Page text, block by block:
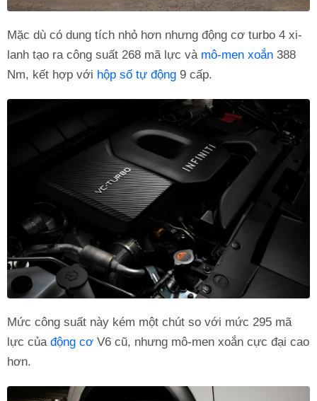
Mặc dù có dung tích nhỏ hơn nhưng động cơ turbo 4 xi-
lanh tạo ra công suất 268 mã lực và mô-men xoắn 388
Nm, kết hợp với hộp số tự động 9 cấp.
Mức công suất này kém một chút so với mức 295 mã
lực của động cơ V6 cũ, nhưng mô-men xoắn cực đại cao
hơn.